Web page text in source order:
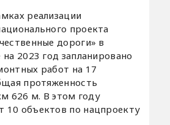
реализации
проекта
дороги» в
2023 год запланировано
работ на 17
протяженность
626 м. В этом году
10 объектов по нацпроекту